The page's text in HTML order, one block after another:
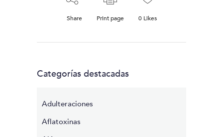
Share Print page 0 Likes
Categorías destacadas
Adulteraciones
Aflatoxinas